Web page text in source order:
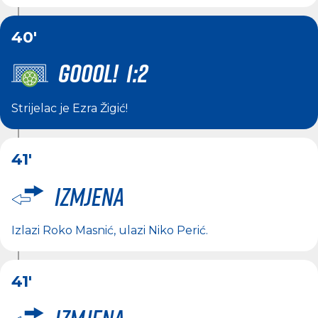
40'
GOOOL! 1:2
Strijelac je Ezra Žigić!
41'
Izmjena
Izlazi Roko Masnić, ulazi Niko Perić.
41'